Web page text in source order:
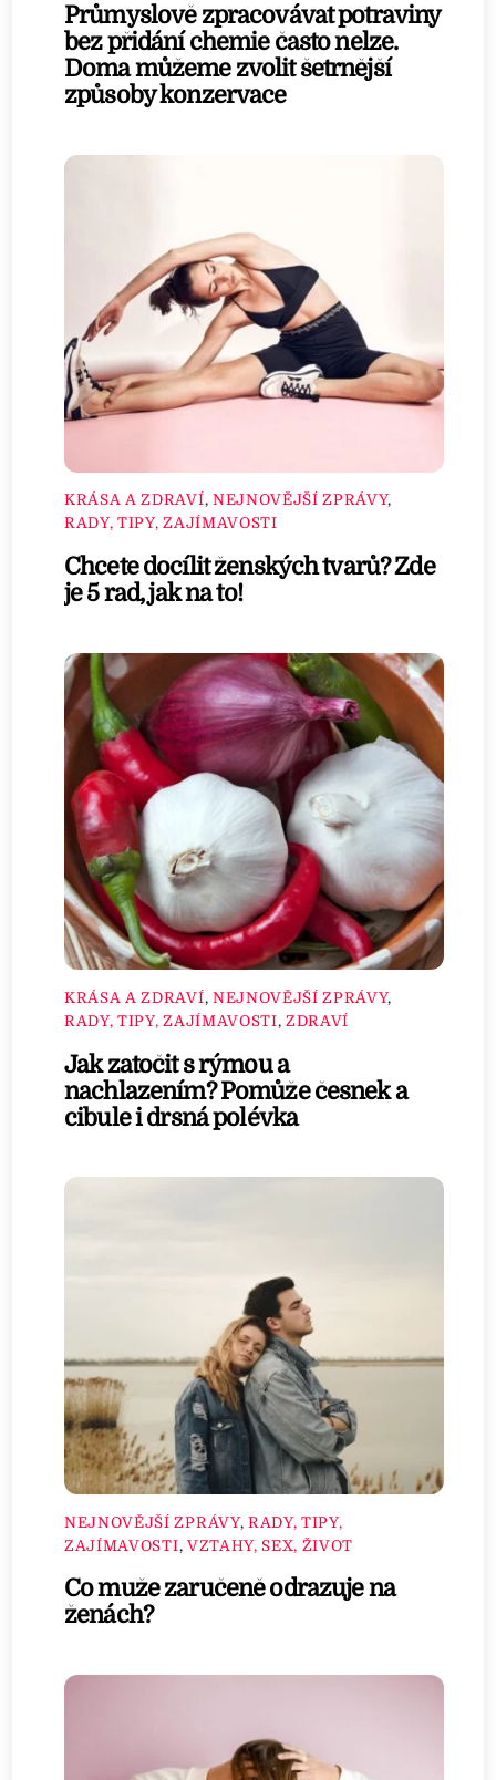
Průmyslově zpracovávat potraviny
bez přidání chemie často nelze.
Doma můžeme zvolit šetrnější
způsoby konzervace
KRÁSA A ZDRAVÍ, NEJNOVĚJŠÍ ZPRÁVY,
RADY, TIPY, ZAJÍMAVOSTI
Chcete docílit ženských tvarů? Zde
je 5 rad, jak na to!
KRÁSA A ZDRAVÍ, NEJNOVĚJŠÍ ZPRÁVY,
RADY, TIPY, ZAJÍMAVOSTI, ZDRAVÍ
Jak zatočit s rýmou a
nachlazením? Pomůže česnek a
cibule i drsná polévka
NEJNOVĚJŠÍ ZPRÁVY, RADY, TIPY,
ZAJÍMAVOSTI, VZTAHY, SEX, ŽIVOT
Co muže zaručeně odrazuje na
ženách?